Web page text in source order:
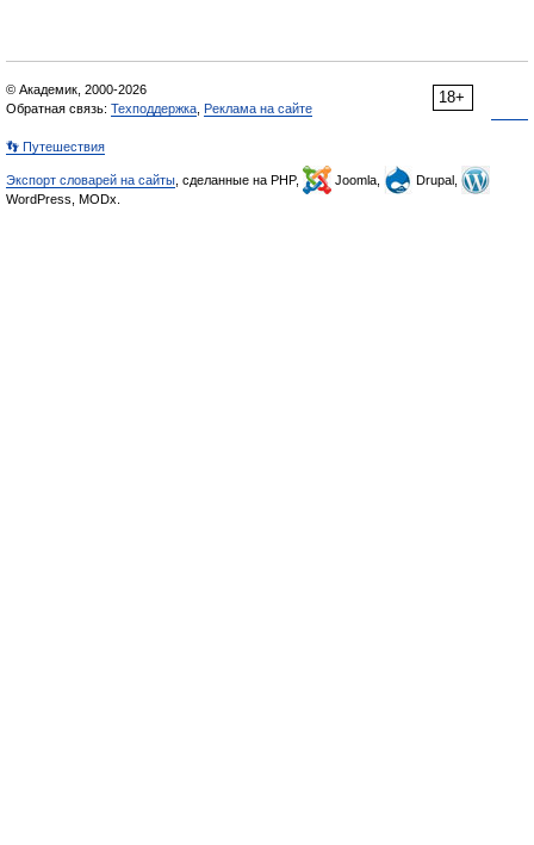
18+
© Академик, 2000-2026
Обратная связь: Техподдержка Реклама на сайте
👣 Путешествия
Экспорт словарей на сайты , сделанные на PHP, Joomla,
Drupal,
WordPress, MODx.